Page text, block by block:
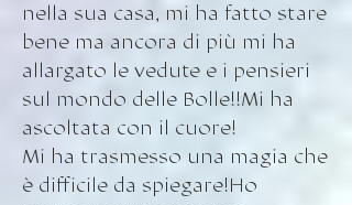
nella sua casa, mi ha fatto stare
bene ma ancora di più mi ha
allargato le vedute e i pensieri
sul mondo delle Bolle!!Mi ha
ascoltata con il cuore!
Mi ha trasmesso una magia che
è difficile da spiegare!Ho